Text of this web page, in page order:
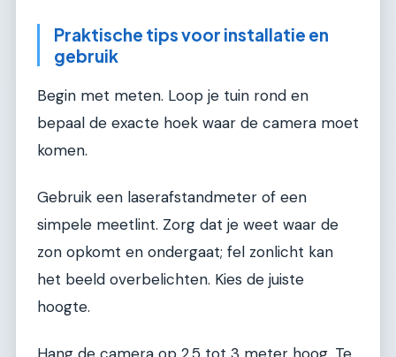
Praktische tips voor installatie en
gebruik
Begin met meten. Loop je tuin rond en
bepaal de exacte hoek waar de camera moet
komen.
Gebruik een laserafstandmeter of een
simpele meetlint. Zorg dat je weet waar de
zon opkomt en ondergaat; fel zonlicht kan
het beeld overbelichten. Kies de juiste
hoogte.